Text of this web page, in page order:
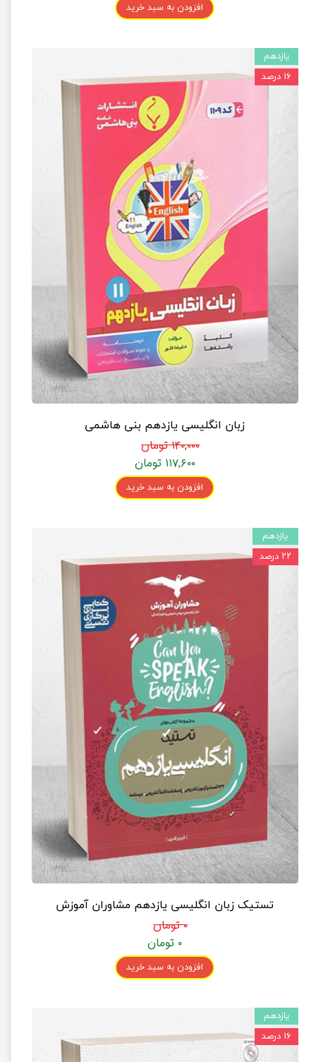
افزودن به سبد خرید
زبان انگلیسی یازدهم بنی هاشمی
۱۴۰,۰۰۰ تومان
۱۱۷,۶۰۰ تومان
افزودن به سبد خرید
یازدهم
۱۶ درصد
تستیک زبان انگلیسی یازدهم مشاوران آموزش
۰ تومان
۰ تومان
افزودن به سبد خرید
یازدهم
۲۲ درصد
یازدهم
۱۶ درصد